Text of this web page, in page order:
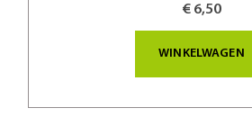
€ 6,50
WINKELWAGEN